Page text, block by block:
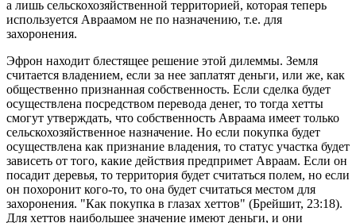
а лишь сельскохозяйственной территорией, которая теперь
используется Авраамом не по назначению, т.е. для
захоронения.
Эфрон находит блестящее решение этой дилеммы. Земля
считается владением, если за нее заплатят деньги, или же, как
общественно признанная собственность. Если сделка будет
осуществлена посредством перевода денег, то тогда хетты
смогут утверждать, что собственность Авраама имеет только
сельскохозяйственное назначение. Но если покупка будет
осуществлена как признание владения, то статус участка будет
зависеть от того, какие действия предпримет Авраам. Если он
посадит деревья, то территория будет считаться полем, но если
он похоронит кого-то, то она будет считаться местом для
захоронения. "Как покупка в глазах хеттов" (Брейшит, 23:18).
Для хеттов наибольшее значение имеют деньги, и они